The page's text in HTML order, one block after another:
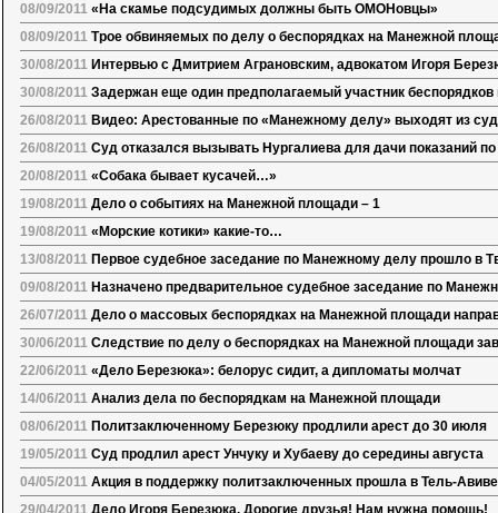
08/09/2011 «На скамье подсудимых должны быть ОМОНовцы»
08/09/2011 Трое обвиняемых по делу о беспорядках на Манежной
30/08/2011 Интервью с Дмитрием Аграновским, адвокатом Игоря
30/08/2011 Задержан еще один предполагаемый участник
26/08/2011 Видео: Арестованные по «Манежному делу» выходят из
26/08/2011 Суд отказался вызывать Нургалиева для дачи показаний
20/08/2011 «Собака бывает кусачей…»
19/08/2011 Дело о событиях на Манежной площади – 1
19/08/2011 «Морские котики» какие-то…
13/08/2011 Первое судебное заседание по Манежному делу прошло в
09/08/2011 Назначено предварительное судебное заседание по
26/07/2011 Дело о массовых беспорядках на Манежной площади
30/06/2011 Следствие по делу о беспорядках на Манежной площади
22/06/2011 «Дело Березюка»: белорус сидит, а дипломаты молчат
14/06/2011 Анализ дела по беспорядкам на Манежной площади
08/06/2011 Политзаключенному Березюку продлили арест до 30 июля
19/05/2011 Суд продлил арест Унчуку и Хубаеву до середины августа
04/05/2011 Акция в поддержку политзаключенных прошла в Тель-